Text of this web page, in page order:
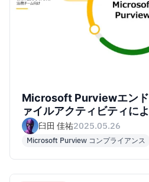
Microsoft Purviewエンド
ァイルアクティビティに
11上で確認してみた
臼田 佳祐2025.05.26
Microsoft Purview コンプライアンス